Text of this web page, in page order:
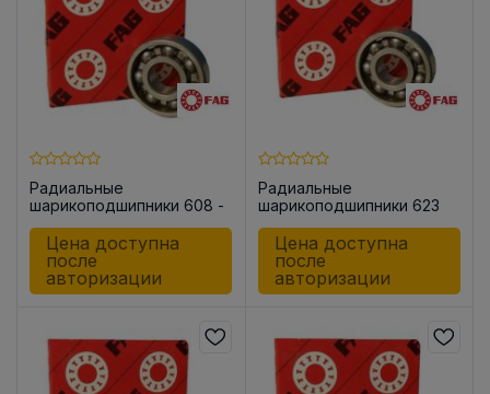
Радиальные
шарикоподшипники 608 -
C3
Цена доступна
после
авторизации
Радиальные
шарикоподшипники 623
Цена доступна
после
авторизации